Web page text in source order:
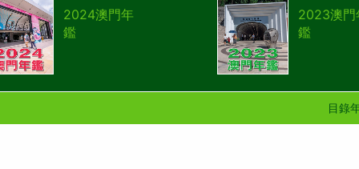
2024澳門年
鑑
2023澳門
鑑
目錄